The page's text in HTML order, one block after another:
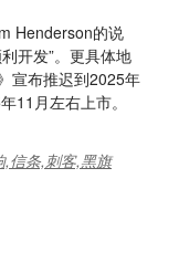
Henderson的说
开发”。更具体地
宣布推迟到2025年
11月左右上市。
,信条,刺客,黑旗